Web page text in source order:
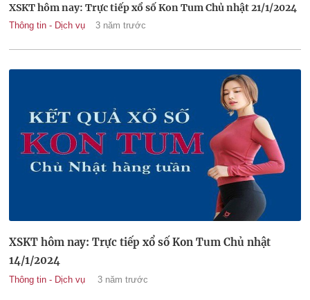
XSKT hôm nay: Trực tiếp xổ số Kon Tum Chủ nhật 21/1/2024
Thông tin - Dịch vụ 3 năm trước
XSKT hôm nay: Trực tiếp xổ số Kon Tum Chủ nhật
14/1/2024
Thông tin - Dịch vụ 3 năm trước